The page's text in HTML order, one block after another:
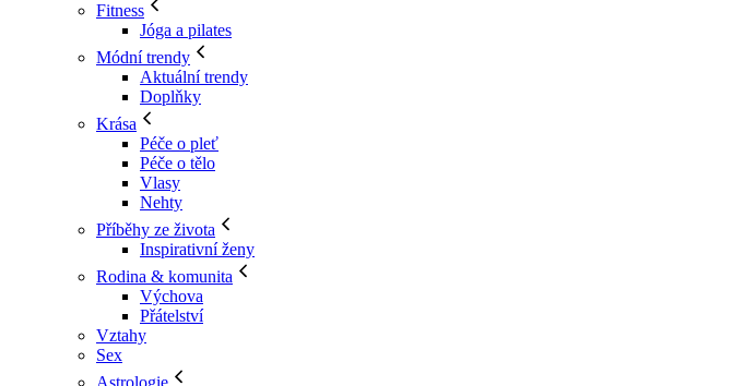
Fitness
Jóga a pilates
Módní trendy
Aktuální trendy
Doplňky
Krása
Péče o pleť
Péče o tělo
Vlasy
Nehty
Příběhy ze života
Inspirativní ženy
Rodina & komunita
Výchova
Přátelství
Vztahy
Sex
Astrologie